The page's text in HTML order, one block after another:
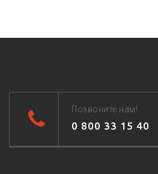
Позвоните нам!
0 800 33 15 40